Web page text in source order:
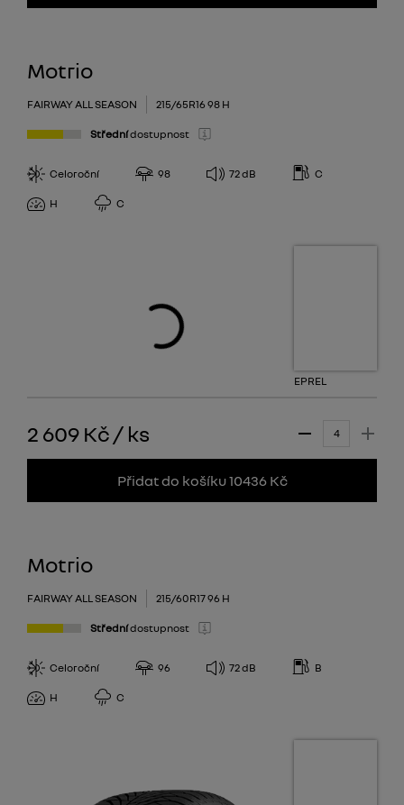
Motrio
FAIRWAY ALL SEASON 215/65R16 98 H
Střednídostupnost
Celoroční 98 72dB C
H C
EPREL
2 609 Kč / ks
Přidat do košíku 10436 Kč
Motrio
FAIRWAY ALL SEASON 215/60R17 96 H
Střednídostupnost
Celoroční 96 72dB B
H C